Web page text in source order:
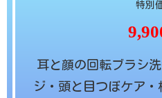
特別
耳と顔の回転ブラシ
ジ・頭と目つぼケア